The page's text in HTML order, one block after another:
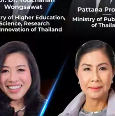
Team
Lean Startup Lean Startup Machine
ชวนเปิดมุมมองการ
รกของการรวมตัววิทยากรด้าน